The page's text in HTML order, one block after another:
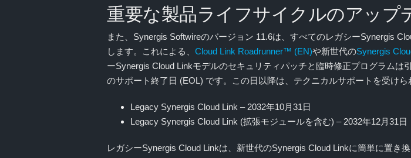
重要な製品ライフサイクルのアップ
また、Synergis Softwireのバージョン 11.6は、すべてのレガシーSynergis
します。これによる、 Cloud Link Roadrunner™ (EN)や新世代のSynergis
ーSynergis Cloud Linkモデルのセキュリティパッチと臨時修正プログラム
のサポート終了日 (EOL) です。この日以降は、テクニカルサポートを受けら
Legacy Synergis Cloud Link – 2032年10月31日
Legacy Synergis Cloud Link (拡張モジュールを含む) – 2032年12月31日
レガシーSynergis Cloud Linkは、新世代のSynergis Cloud Linkに簡単に置